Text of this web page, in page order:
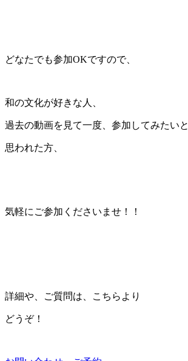
どなたでも参加OKですので、
和の文化が好きな人、
過去の動画を見て一度、参加してみたいと
思われた方、
気軽にご参加くださいませ！！
詳細や、ご質問は、こちらより
どうぞ！